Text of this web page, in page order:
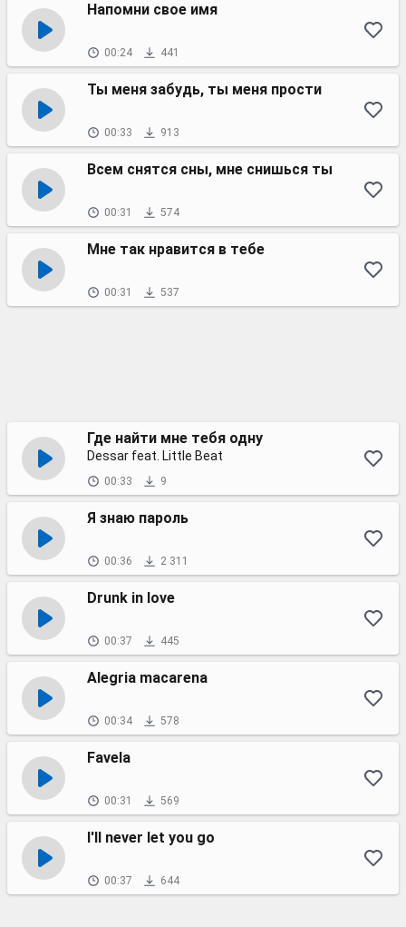
Напомни свое имя
00:24 441
Ты меня забудь, ты меня прости
00:33 913
Всем снятся сны, мне снишься ты
00:31 574
Мне так нравится в тебе
00:31 537
Где найти мне тебя одну
Dessar feat. Little Beat
00:33 9
Я знаю пароль
00:36 2 311
Drunk in love
00:37 445
Alegria macarena
00:34 578
Favela
00:31 569
I'll never let you go
00:37 644